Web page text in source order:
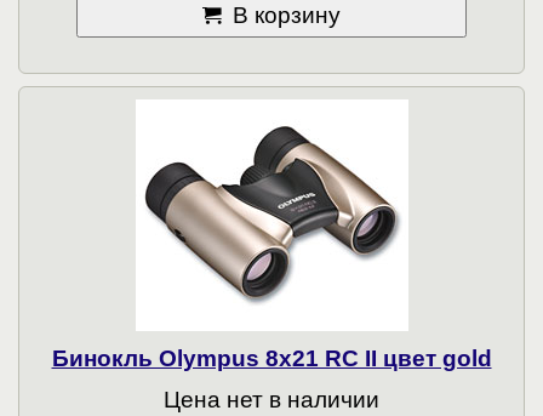
В корзину
Бинокль Olympus 8x21 RC II цвет gold
Цена нет в наличии